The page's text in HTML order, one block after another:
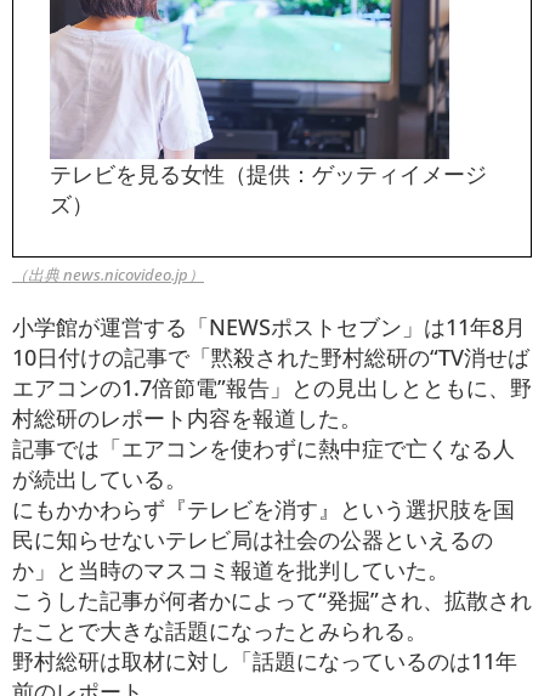
テレビを見る女性（提供：ゲッティイメージ
ズ）
（出典 news.nicovideo.jp）
小学館が運営する「NEWSポストセブン」は11年8月
10日付けの記事で「黙殺された野村総研の“TV消せば
エアコンの1.7倍節電”報告」との見出しとともに、野
村総研のレポート内容を報道した。
記事では「エアコンを使わずに熱中症で亡くなる人
が続出している。
にもかかわらず『テレビを消す』という選択肢を国
民に知らせないテレビ局は社会の公器といえるの
か」と当時のマスコミ報道を批判していた。
こうした記事が何者かによって“発掘”され、拡散され
たことで大きな話題になったとみられる。
野村総研は取材に対し「話題になっているのは11年